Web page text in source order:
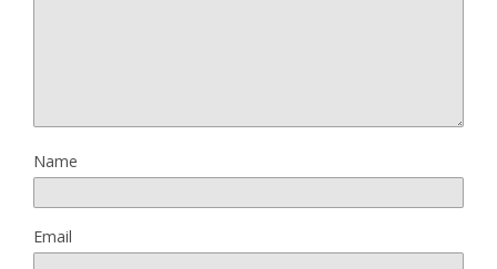
Name
Email